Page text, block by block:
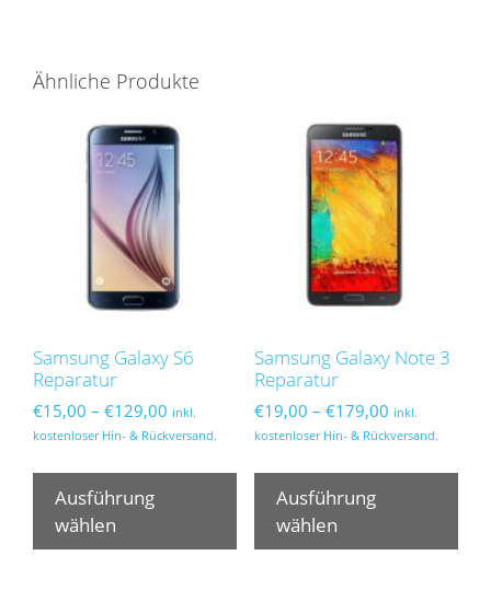
Ähnliche Produkte
Samsung Galaxy S6
Reparatur
€15,00 – €129,00 Preisspanne:
€15,00
€129,00
inkl.
kostenloser Hin- & Rückversand.
Ausführung
wählen
Produkt
weist
mehrere
Samsung Galaxy Note 3
Reparatur
€19,00 – €179,00Preisspanne:
€19,00
€179,00
inkl.
kostenloser Hin- & Rückversand.
Ausführung
wählen